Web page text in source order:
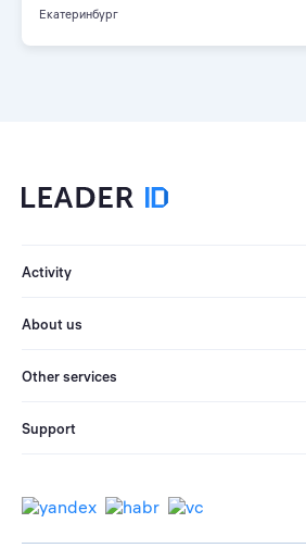
Екатеринбург
Activity
About us
Other services
Support